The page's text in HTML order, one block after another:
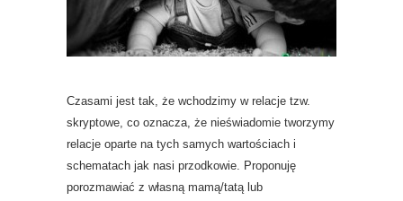
Czasami jest tak, że wchodzimy w relacje tzw.
skryptowe, co oznacza, że nieświadomie tworzymy
relacje oparte na tych samych wartościach i
schematach jak nasi przodkowie. Proponuję
porozmawiać z własną mamą/tatą lub